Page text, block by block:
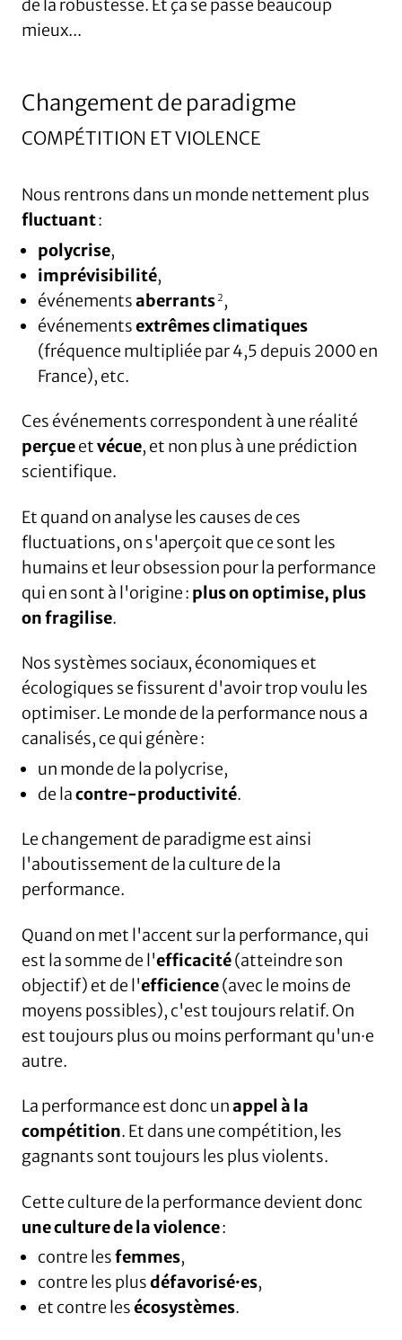
de la robustesse. Et ça se passe beaucoup
mieux...
Changement de paradigme
COMPÉTITION ET VIOLENCE
Nous rentrons dans un monde nettement plus
fluctuant:
polycrise,
imprévisibilité,
événementsaberrants2,
événementsextrêmes climatiques
(fréquence multipliée par 4,5 depuis 2000 en
France), etc.
Ces événements correspondent à une réalité
perçueetvécue, et non plus à une prédiction
scientifique.
Et quand on analyse les causes de ces
fluctuations, on s'aperçoit que ce sont les
humains et leur obsession pour la performance
qui en sont à l'origine : plus on optimise, plus
on fragilise.
Nos systèmes sociaux, économiques et
écologiques se fissurent d'avoir trop voulu les
optimiser. Le monde de la performance nous a
canalisés, ce qui génère :
un monde de la polycrise,
de lacontre-productivité.
Le changement de paradigme est ainsi
l'aboutissement de la culture de la
performance.
Quand on met l'accent sur la performance, qui
est la somme de l'efficacité(atteindre son
objectif) et de l'efficience(avec le moins de
moyens possibles), c'est toujours relatif. On
est toujours plus ou moins performant qu'un·e
autre.
La performance est donc unappel à la
compétition. Et dans une compétition, les
gagnants sont toujours les plus violents.
Cette culture de la performance devient donc
une culture de la violence:
contre lesfemmes,
contre les plusdéfavorisé·es,
et contre lesécosystèmes.